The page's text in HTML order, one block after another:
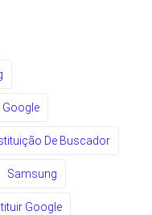
Google
De Buscador
Samsung
Google